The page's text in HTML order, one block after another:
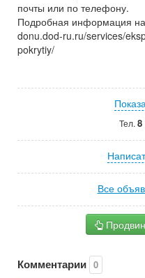
почты или по телефону.
Подробная информация
donu.dod-ru.ru/services/
pokrytiy/
Тел. 8
Все
Комментарии 0